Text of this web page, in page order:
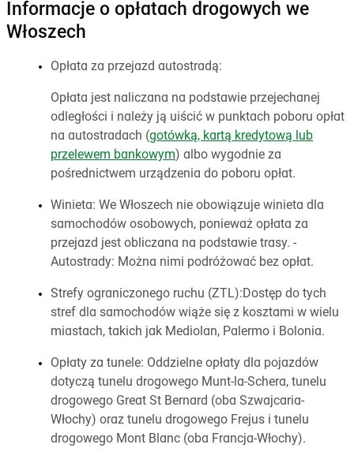
Informacje o opłatach drogowych we
Włoszech
Opłata za przejazd autostradą:
Opłata jest naliczana na podstawie przejechanej
odległości i należy ją uiścić w punktach poboru opłat
na autostradach (gotówką, kartą kredytową lub
przelewem bankowym) albo wygodnie za
pośrednictwem urządzenia do poboru opłat.
Winieta: We Włoszech nie obowiązuje winieta dla
samochodów osobowych, ponieważ opłata za
przejazd jest obliczana na podstawie trasy. -
Autostrady: Można nimi podróżować bez opłat.
Strefy ograniczonego ruchu (ZTL):Dostęp do tych
stref dla samochodów wiąże się z kosztami w wielu
miastach, takich jak Mediolan, Palermo i Bolonia.
Opłaty za tunele: Oddzielne opłaty dla pojazdów
dotyczą tunelu drogowego Munt-la-Schera, tunelu
drogowego Great St Bernard (oba Szwajcaria-
Włochy) oraz tunelu drogowego Frejus i tunelu
drogowego Mont Blanc (oba Francja-Włochy).